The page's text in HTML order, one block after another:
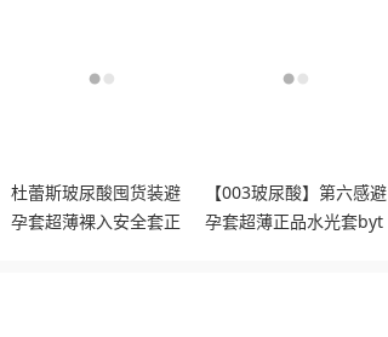
杜蕾斯玻尿酸囤货装避
孕套超薄裸入安全套正
【003玻尿酸】第六感避
孕套超薄正品水光套byt